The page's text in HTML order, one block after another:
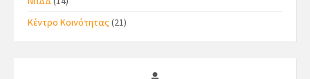
Κέντρο Κοινότητας(21)